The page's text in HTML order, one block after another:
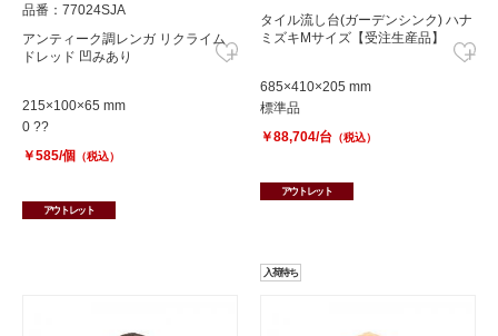
品番：77024SJA
アンティーク調レンガ リクライム
ドレッド 凹みあり
215×100×65 mm
0 ??
￥585/個 （税込）
アウトレット
タイル流し台(ガーデンシンク) ハナ
ミズキMサイズ【受注生産品】
685×410×205 mm
標準品
￥88,704/台 （税込）
アウトレット
入荷待ち